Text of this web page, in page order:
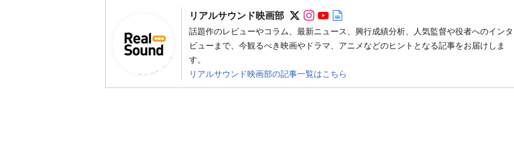
リアルサウンド映画部 Follow on SNS
Follow on SNS
Follow on SNS
話題作のレビューやコラム、最新ニュース、興行成績分析、人気監督や役者へのインタ
ビューまで、今観るべき映画やドラマ、アニメなどのヒントとなる記事をお届けしま
す。
リアルサウンド映画部の記事一覧はこちら